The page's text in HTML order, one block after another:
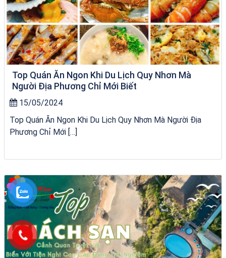
Top Quán Ăn Ngon Khi Du Lịch Quy Nhơn Mà
Người Địa Phương Chỉ Mới Biết
15/05/2024
Top Quán Ăn Ngon Khi Du Lịch Quy Nhơn Mà Người Địa
Phương Chỉ Mới […]
du thuyền trên biển Quy Nhơn